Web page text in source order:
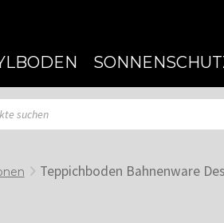
Teppichboden Bahnenware